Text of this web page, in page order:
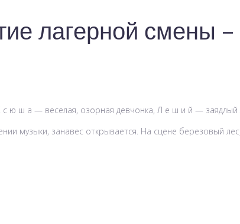
лагерной смены –
ю ш а — веселая, озорная девчонка, Л е ш и й —
музыки, занавес открывается. На сцене березовый